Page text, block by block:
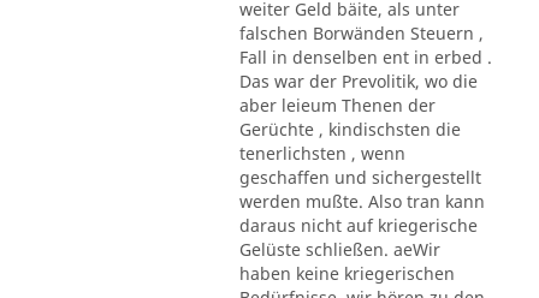
weiter Geld bäite, als unter
falschen Borwänden Steuern ,
Fall in denselben ent in erbed .
Das war der Prevolitik, wo die
aber leieum Thenen der
Gerüchte , kindischsten die
tenerlichsten , wenn
geschaffen und sichergestellt
werden mußte. Also tran kann
daraus nicht auf kriegerische
Gelüste schließen. aeWir
haben keine kriegerischen